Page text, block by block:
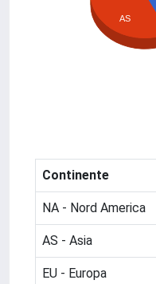
AS
Continente
NA - Nord America
AS - Asia
EU - Europa